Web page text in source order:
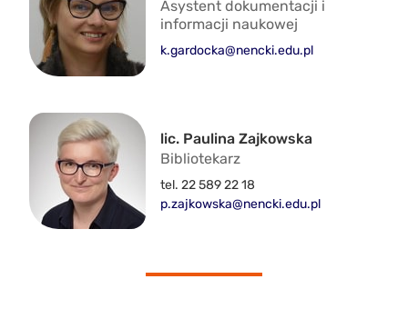
Asystent dokumentacji i
informacji naukowej
k.gardocka@nencki.edu.pl
lic. Paulina Zajkowska
Bibliotekarz
tel. 22 589 22 18
p.zajkowska@nencki.edu.pl